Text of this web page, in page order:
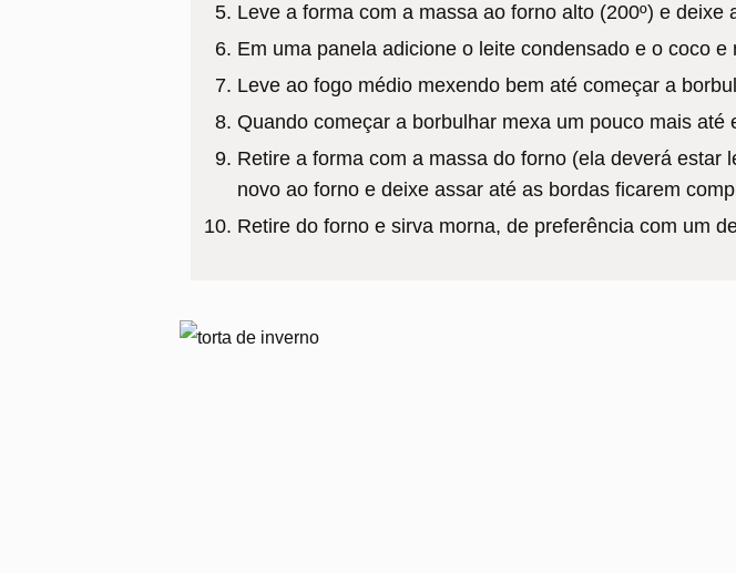
Leve a forma com a massa ao forno alto (200º) e deixe
Em uma panela adicione o leite condensado e o coco e
Leve ao fogo médio mexendo bem até começar a
Quando começar a borbulhar mexa um pouco mais
Retire a forma com a massa do forno (ela deverá
novo ao forno e deixe assar até as bordas ficarem
Retire do forno e sirva morna, de preferência com um